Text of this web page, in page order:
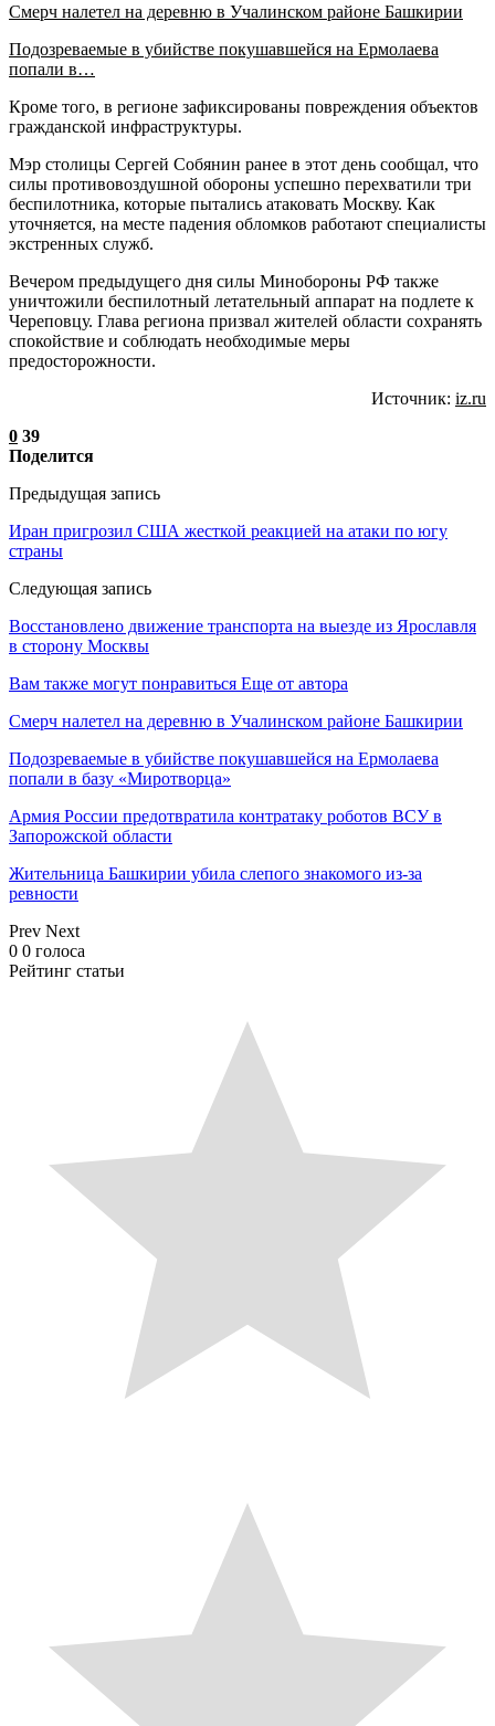
Смерч налетел на деревню в Учалинском районе Башкирии
Подозреваемые в убийстве покушавшейся на Ермолаева
попали в…
Кроме того, в регионе зафиксированы повреждения объектов
гражданской инфраструктуры.
Мэр столицы Сергей Собянин ранее в этот день сообщал, что
силы противовоздушной обороны успешно перехватили три
беспилотника, которые пытались атаковать Москву. Как
уточняется, на месте падения обломков работают специалисты
экстренных служб.
Вечером предыдущего дня силы Минобороны РФ также
уничтожили беспилотный летательный аппарат на подлете к
Череповцу. Глава региона призвал жителей области сохранять
спокойствие и соблюдать необходимые меры
предосторожности.
Источник: iz.ru
0 39
Поделится
Предыдущая запись
Иран пригрозил США жесткой реакцией на атаки по югу
страны
Следующая запись
Восстановлено движение транспорта на выезде из Ярославля
в сторону Москвы
Вам также могут понравиться Еще от автора
Смерч налетел на деревню в Учалинском районе Башкирии
Подозреваемые в убийстве покушавшейся на Ермолаева
попали в базу «Миротворца»
Армия России предотвратила контратаку роботов ВСУ в
Запорожской области
Жительница Башкирии убила слепого знакомого из-за
ревности
Prev Next
0 0 голоса
Рейтинг статьи